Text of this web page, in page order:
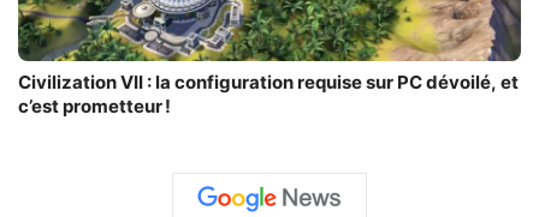
Civilization VII : la configuration requise sur PC dévoilé, et
c’est prometteur !